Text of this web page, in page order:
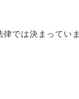
では決まっていま